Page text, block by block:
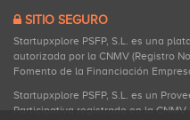
SITIO SEGURO
Startupxplore PSFP, S.L. es una
autorizada por la CNMV (Registro
Fomento de la Financiación
Startupxplore PSFP, S.L. es un
Participativa registrado en la